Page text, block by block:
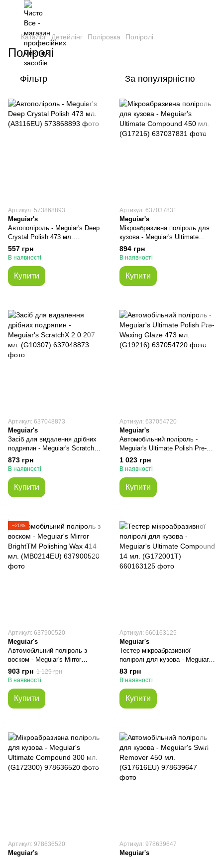
Каталог Детейлінг Поліровка Поліролі
Поліролі
Фільтр За популярністю
Артикул: 573868893
Meguiar's
Автополіроль - Meguiar's Deep
Crystal Polish 473 мл.
(A3116EU)
557 грн
В наявності
Купити
Артикул: 637037831
Meguiar's
Мікроабразивна поліроль для
кузова - Meguiar's Ultimate
Compound 450 мл. (G17216)
894 грн
В наявності
Купити
Артикул: 637048873
Meguiar's
Засіб для видалення дрібних
подряпин - Meguiar's ScratchX
2.0 207 мл. (G10307)
873 грн
В наявності
Купити
Артикул: 637054720
Meguiar's
Автомобільний поліроль -
Meguiar's Ultimate Polish Pre-
Waxing Glaze 473 мл. (G19216)
1 023 грн
В наявності
Купити
−20%
Артикул: 637900520
Meguiar's
Автомобільний поліроль з
воском - Meguiar's Mirror
BrightTM Polishing Wax 414 мл.
(MB0214EU)
903 грн 1 129 грн
В наявності
Купити
Артикул: 660163125
Meguiar's
Тестер мікроабразивної
поліролі для кузова - Meguiar's
Ultimate Compound 14 мл.
(G172001T)
83 грн
В наявності
Купити
Артикул: 978636520
Meguiar's
Артикул: 978639647
Meguiar's